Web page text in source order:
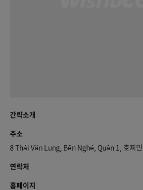
간략소개
주소
8 Thái Văn Lung, Bến Nghé, Quận 1, 호찌민
연락처
홈페이지